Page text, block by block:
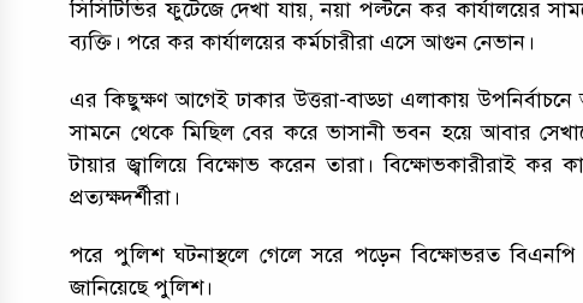
সিসিটিভির ফুটেজে দেখা যায়, নয়া পল্টনে কর কার্যালয়ের
ব্যক্তি। পরে কর কার্যালয়ের কর্মচারীরা এসে আগুন নেভান।
এর কিছুক্ষণ আগেই ঢাকার উত্তরা-বাড্ডা এলাকায়
সামনে থেকে মিছিল বের করে ভাসানী ভবন হয়ে আবার
টায়ার জ্বালিয়ে বিক্ষোভ করেন তারা। বিক্ষোভকারীরাই কর
প্রত্যক্ষদর্শীরা।
পরে পুলিশ ঘটনাস্থলে গেলে সরে পড়েন বিক্ষোভরত বিএনপি
জানিয়েছে পুলিশ।